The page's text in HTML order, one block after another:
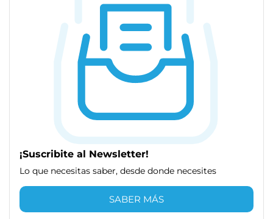
¡Suscribite al Newsletter!
Lo que necesitas saber, desde donde necesites
SABER MÁS